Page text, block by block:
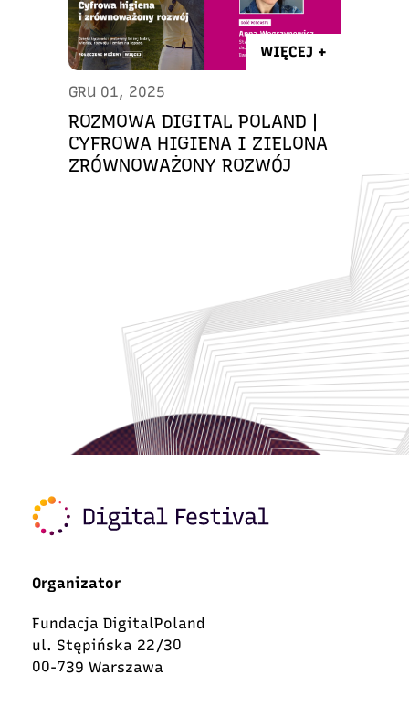
WIĘCEJ +
GRU 01, 2025
ROZMOWA DIGITAL POLAND |
CYFROWA HIGIENA I ZIELONA
ZRÓWNOWAŻONY ROZWÓJ
Organizator
Fundacja DigitalPoland
ul. Stępińska 22/30
00-739 Warszawa